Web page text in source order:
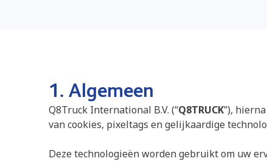
1. Algemeen
Q8Truck International B.V. (“Q8TRUCK”),
van cookies, pixeltags en gelijkaardige
Deze technologieën worden gebruikt om uw